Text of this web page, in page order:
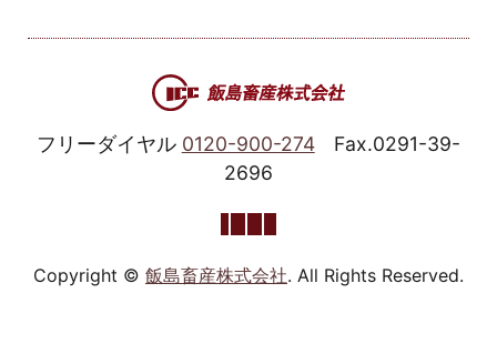
フリーダイヤル 0120-900-274
Fax.0291-39-
2696
Copyright © 飯島畜産株式会社. All Rights Reserved.